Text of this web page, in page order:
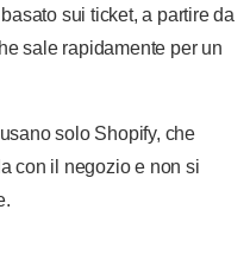
sui ticket, a partire da
sale rapidamente per un
solo Shopify, che
con il negozio e non si